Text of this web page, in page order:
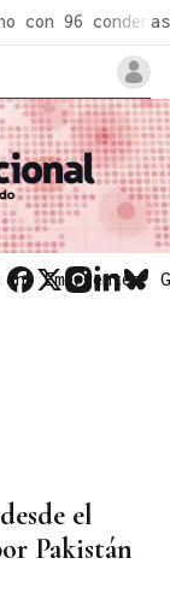
con 96 condenas
Emergentes
el
Pakistán